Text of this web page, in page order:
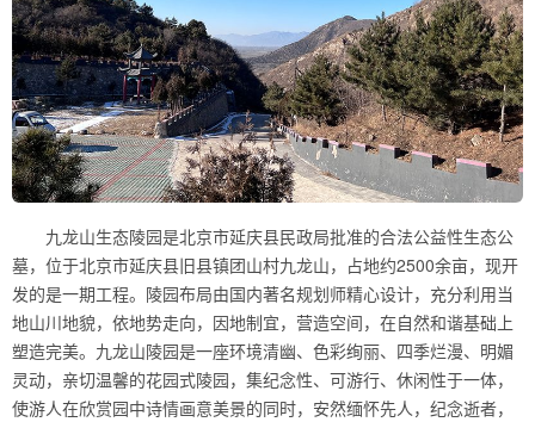
九龙山生态陵园是北京市延庆县民政局批准的合法公益性生态公
墓，位于北京市延庆县旧县镇团山村九龙山，占地约2500余亩，现开
发的是一期工程。陵园布局由国内著名规划师精心设计，充分利用当
地山川地貌，依地势走向，因地制宜，营造空间，在自然和谐基础上
塑造完美。九龙山陵园是一座环境清幽、色彩绚丽、四季烂漫、明媚
灵动，亲切温馨的花园式陵园，集纪念性、可游行、休闲性于一体，
使游人在欣赏园中诗情画意美景的同时，安然缅怀先人，纪念逝者，